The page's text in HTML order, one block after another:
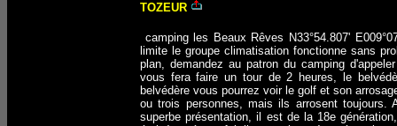
TOZEUR
camping les Beaux Rêves N33°54.807'
limite le groupe climatisation fonctionne sans
plan, demandez au patron du camping
vous fera faire un tour de 2 heures, le
belvédère vous pourrez voir le golf et son
ou trois personnes, mais ils arrosent toujours.
superbe présentation, il est de la 18e